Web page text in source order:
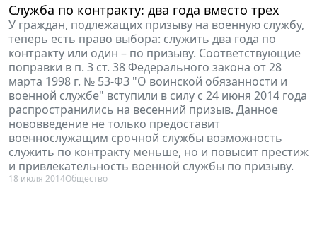
Служба по контракту: два года вместо трех
У граждан, подлежащих призыву на военную службу,
теперь есть право выбора: служить два года по
контракту или один – по призыву. Соответствующие
поправки в п. 3 ст. 38 Федерального закона от 28
марта 1998 г. № 53-ФЗ "О воинской обязанности и
военной службе" вступили в силу с 24 июня 2014 года
распространились на весенний призыв. Данное
нововведение не только предоставит
военнослужащим срочной службы возможность
служить по контракту меньше, но и повысит престиж
и привлекательность военной службы по призыву.
18 июля 2014Общество